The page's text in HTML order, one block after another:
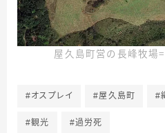
屋久島町営の長峰牧場
#オスプレイ #屋久島町 #
#観光 #過労死